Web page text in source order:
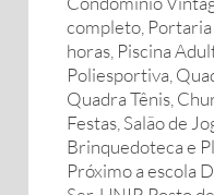
completo,
horas, Piscina
Poliesportiva,
Quadra Tênis,
Festas, Salão de
Brinquedoteca e
Próximo a escola